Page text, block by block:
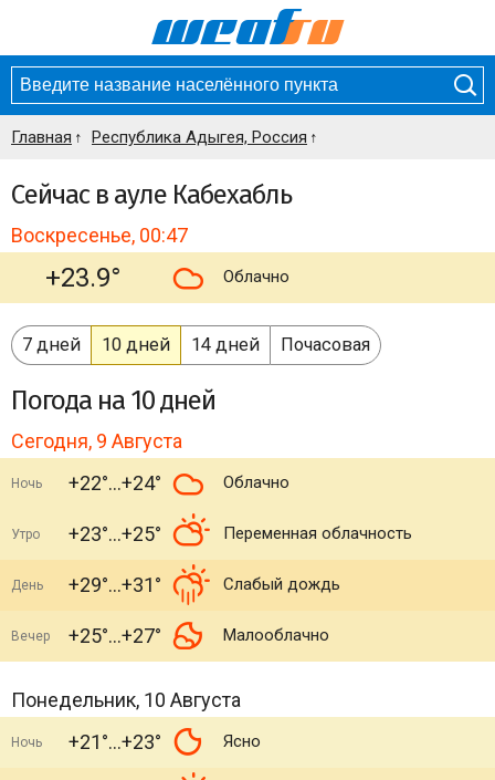
Главная Республика Адыгея, Россия
Сейчас в ауле Кабехабль
Воскресенье, 00:47
+23.9° Облачно
7 дней 10 дней 14 дней Почасовая
Погода на 10 дней
Сегодня, 9 Августа
Ночь +22° +24° Облачно
Утро +23° +25° Переменная облачность
День +29° +31° Слабый дождь
Вечер +25° +27° Малооблачно
Понедельник, 10 Августа
Ночь +21° +23° Ясно